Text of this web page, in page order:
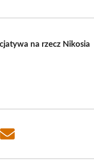
na rzecz Nikosia
Share